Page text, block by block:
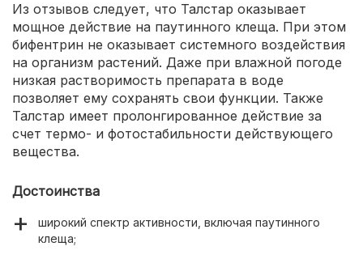
Из отзывов следует, что Талстар оказывает
мощное действие на паутинного клеща. При этом
бифентрин не оказывает системного воздействия
на организм растений. Даже при влажной погоде
низкая растворимость препарата в воде
позволяет ему сохранять свои функции. Также
Талстар имеет пролонгированное действие за
счет термо- и фотостабильности действующего
вещества.
Достоинства
широкий спектр активности, включая паутинного
клеща;